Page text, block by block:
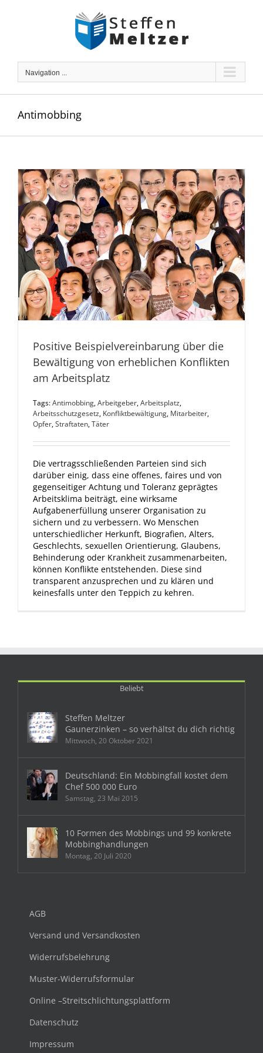
Navigation ...
Antimobbing
Positive Beispielvereinbarung über die
Bewältigung von erheblichen Konflikten
am Arbeitsplatz
Tags:Antimobbing,Arbeitgeber,Arbeitsplatz,
Arbeitsschutzgesetz, Konfliktbewältigung, Mitarbeiter,
Opfer,Straftaten,Täter
Die vertragsschließenden Parteien sind sich
darüber einig, dass eine offenes, faires und von
gegenseitiger Achtung und Toleranz geprägtes
Arbeitsklima beiträgt, eine wirksame
Aufgabenerfüllung unserer Organisation zu
sichern und zu verbessern. Wo Menschen
unterschiedlicher Herkunft, Biografien, Alters,
Geschlechts, sexuellen Orientierung, Glaubens,
Behinderung oder Krankheit zusammenarbeiten,
können Konflikte entstehenden. Diese sind
transparent anzusprechen und zu klären und
keinesfalls unter den Teppich zu kehren.
Beliebt
Steffen Meltzer
Gaunerzinken – so verhältst du dich richtig
Mittwoch, 20 Oktober 2021
Deutschland: Ein Mobbingfall kostet dem
Chef 500 000 Euro
Samstag, 23 Mai 2015
10 Formen des Mobbings und 99 konkrete
Mobbinghandlungen
Montag, 20 Juli 2020
AGB
Versand und Versandkosten
Widerrufsbelehrung
Muster-Widerrufsformular
Online –Streitschlichtungsplattform
Datenschutz
Impressum